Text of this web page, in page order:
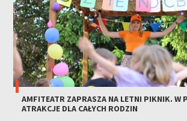
AMFITEATR ZAPRASZA NA LETNI PIKNIK. W
ATRAKCJE DLA CAŁYCH RODZIN